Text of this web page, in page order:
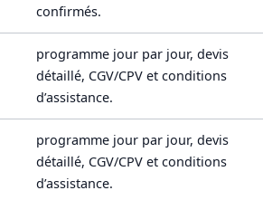
confirmés.
programme jour par jour, devis
détaillé, CGV/CPV et conditions
d’assistance.
programme jour par jour, devis
détaillé, CGV/CPV et conditions
d’assistance.